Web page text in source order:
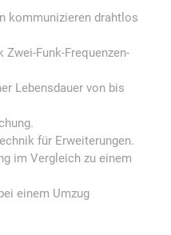
kommunizieren drahtlos
Funk-Frequenzen-
Lebensdauer von bis
für Erweiterungen.
im Vergleich zu einem
einem Umzug